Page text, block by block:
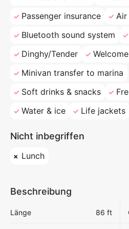
Passenger insurance
Air
Bluetooth sound system
Dinghy/Tender
Minivan transfer to marina
Soft drinks & snacks
Water & ice
Life jackets
Nicht inbegriffen
Lunch
Beschreibung
Länge 86 ft